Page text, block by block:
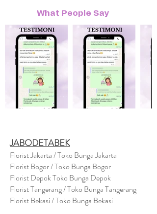
What People Say
JABODETABEK
Florist Jakarta / Toko Bunga Jakarta
Florist Bogor / Toko Bunga Bogor
Florist Depok Toko Bunga Depok
Florist Tangerang / Toko Bunga Tangerang
Florist Bekasi / Toko Bunga Bekasi